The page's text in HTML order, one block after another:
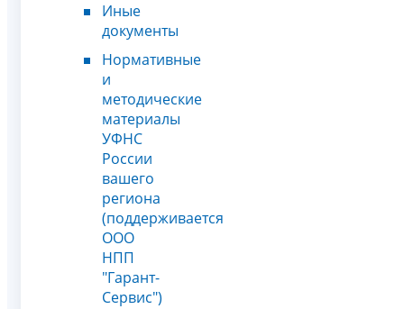
Иные
документы
Нормативные
и
методические
материалы
УФНС
России
вашего
региона
(поддерживается
ООО
НПП
"Гарант-
Сервис")